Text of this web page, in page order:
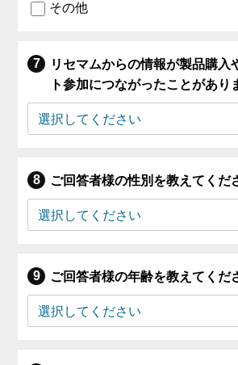
その他
リセマムからの情報が製品購入
ト参加につながったことがあり
ご回答者様の性別を教えてくだ
ご回答者様の年齢を教えてくだ